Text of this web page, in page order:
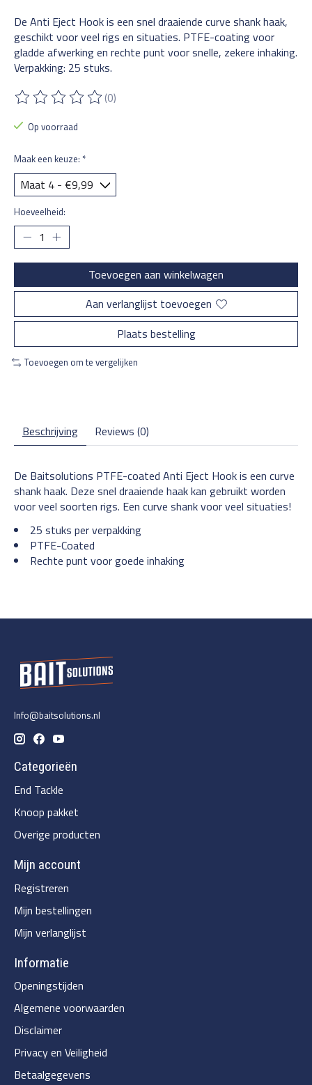
De Anti Eject Hook is een snel draaiende curve shank haak,
geschikt voor veel rigs en situaties. PTFE-coating voor
gladde afwerking en rechte punt voor snelle, zekere inhaking.
Verpakking: 25 stuks.
De beoordeling van dit product is
(0)
Op voorraad
Maak een keuze: *
Hoeveelheid:
Toevoegen aan winkelwagen
Aan verlanglijst toevoegen
Plaats bestelling
Toevoegen om te vergelijken
Beschrijving Reviews (0)
De Baitsolutions PTFE-coated Anti Eject Hook is een curve
shank haak. Deze snel draaiende haak kan gebruikt worden
voor veel soorten rigs. Een curve shank voor veel situaties!
25 stuks per verpakking
PTFE-Coated
Rechte punt voor goede inhaking
Info@baitsolutions.nl
Categorieën
End Tackle
Knoop pakket
Overige producten
Mijn account
Registreren
Mijn bestellingen
Mijn verlanglijst
Informatie
Openingstijden
Algemene voorwaarden
Disclaimer
Privacy en Veiligheid
Betaalgegevens